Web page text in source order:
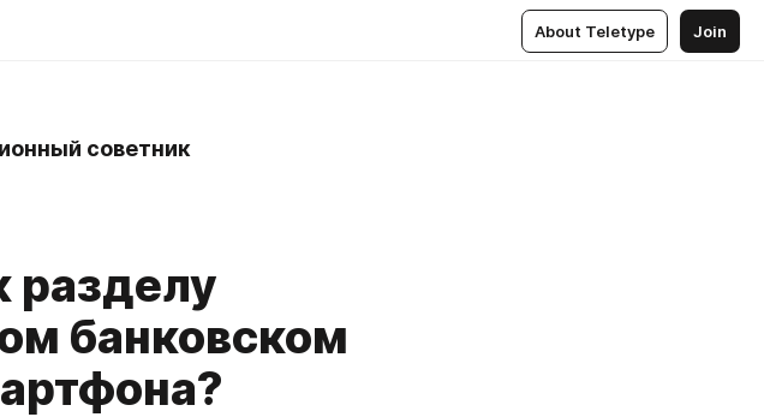
About Teletype Join
советник
разделу
банковском